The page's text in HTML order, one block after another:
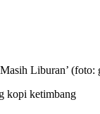
Liburan’ (foto:
kopi ketimbang